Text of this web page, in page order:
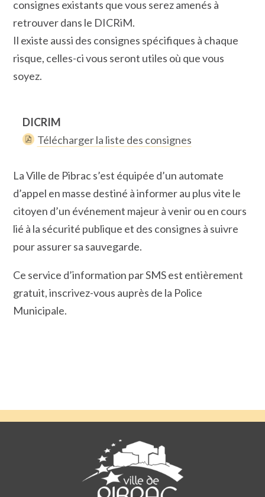
consignes existants que vous serez amenés à
retrouver dans le DICRiM.
Il existe aussi des consignes spécifiques à chaque
risque, celles-ci vous seront utiles où que vous
soyez.
DICRIM
Télécharger la liste des consignes
La Ville de Pibrac s’est équipée d’un automate
d’appel en masse destiné à informer au plus vite le
citoyen d’un événement majeur à venir ou en cours
lié à la sécurité publique et des consignes à suivre
pour assurer sa sauvegarde.
Ce service d’information par SMS est entièrement
gratuit, inscrivez-vous auprès de la Police
Municipale.